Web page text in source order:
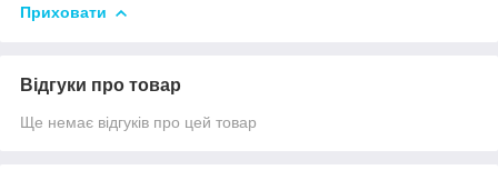
Приховати
Відгуки про товар
Ще немає відгуків про цей товар